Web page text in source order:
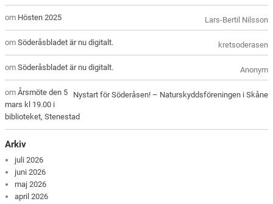
Lars-Bertil Nilsson
om Hösten 2025
kretsoderasen
omSöderåsbladet är nu digitalt.
Anonym
omSöderåsbladet är nu digitalt.
Nystart för Söderåsen! – Naturskyddsföreningen i Skåne
omÅrsmöte den 5
mars kl 19.00 i
biblioteket, Stenestad
Arkiv
juli 2026
juni 2026
maj 2026
april 2026